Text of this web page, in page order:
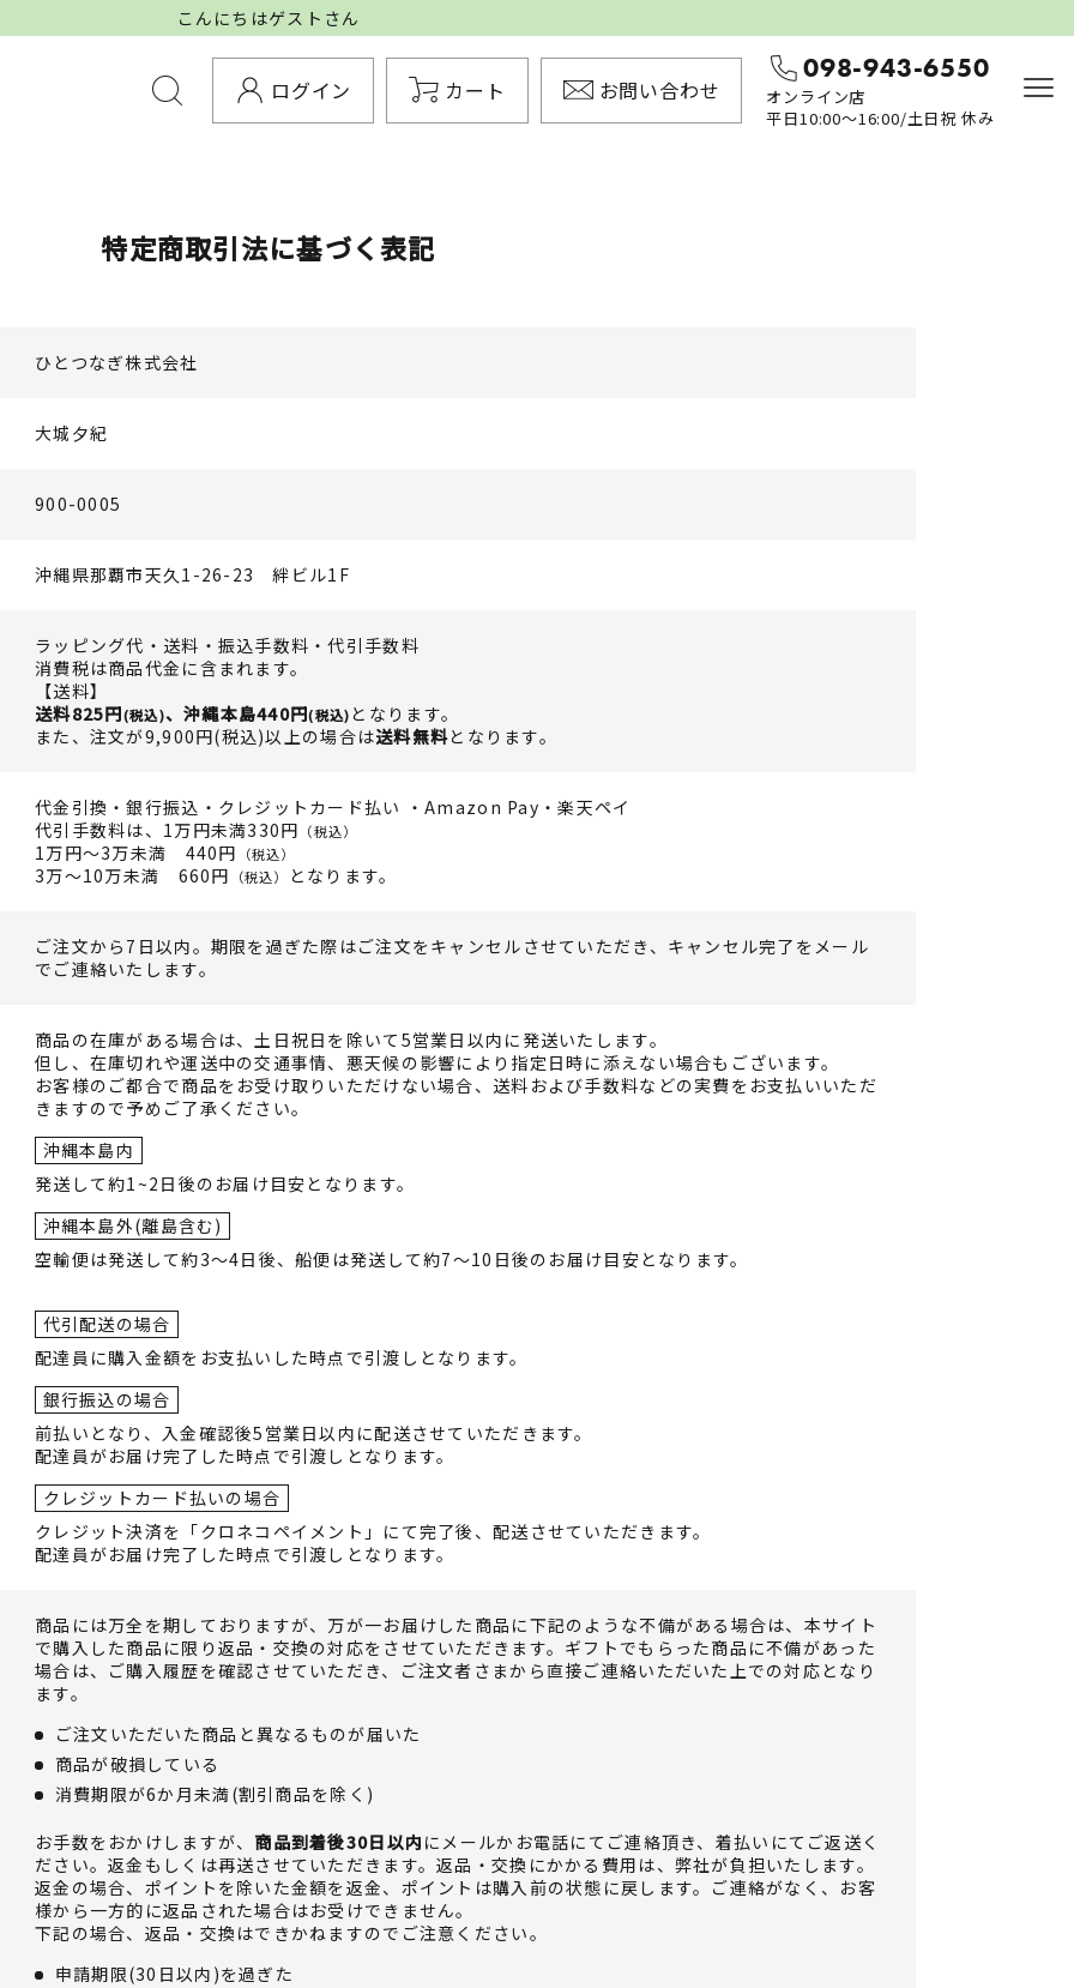
こんにちはゲストさん
ログイン カート お問い合わせ
098-943-6550
オンライン店
平日10:00〜16:00/土日祝 休み
特定商取引法に基づく表記
ひとつなぎ株式会社
大城夕紀
900-0005
沖縄県那覇市天久1-26-23 絆ビル1F
ラッピング代・送料・振込手数料・代引手数料
消費税は商品代金に含まれます。
【送料】
送料825円(税込)、沖縄本島440円(税込)となります。
また、注文が9,900円(税込)以上の場合は送料無料となります。
代金引換・銀行振込・クレジットカード払い ・Amazon Pay・楽天ペイ
代引手数料は、1万円未満330円 （税込）
1万円～3万未満 440円 （税込）
3万～10万未満 660円 （税込） となります。
ご注文から7日以内。期限を過ぎた際はご注文をキャンセルさせていただき、キャンセル完了をメール
でご連絡いたします。
商品の在庫がある場合は、土日祝日を除いて5営業日以内に発送いたします。
但し、在庫切れや運送中の交通事情、悪天候の影響により指定日時に添えない場合もございます。
お客様のご都合で商品をお受け取りいただけない場合、送料および手数料などの実費をお支払いいただ
きますので予めご了承ください。
沖縄本島内
発送して約1~2日後のお届け目安となります。
沖縄本島外(離島含む)
空輸便は発送して約3～4日後、船便は発送して約7～10日後のお届け目安となります。
代引配送の場合
配達員に購入金額をお支払いした時点で引渡しとなります。
銀行振込の場合
前払いとなり、入金確認後5営業日以内に配送させていただきます。
配達員がお届け完了した時点で引渡しとなります。
クレジットカード払いの場合
クレジット決済を「クロネコペイメント」にて完了後、配送させていただきます。
配達員がお届け完了した時点で引渡しとなります。
商品には万全を期しておりますが、万が一お届けした商品に下記のような不備がある場合は、本サイト
で購入した商品に限り返品・交換の対応をさせていただきます。ギフトでもらった商品に不備があった
場合は、ご購入履歴を確認させていただき、ご注文者さまから直接ご連絡いただいた上での対応となり
ます。
ご注文いただいた商品と異なるものが届いた
商品が破損している
消費期限が6か月未満(割引商品を除く)
お手数をおかけしますが、 商品到着後30日以内 にメールかお電話にてご連絡頂き、着払いにてご返送く
ださい。返金もしくは再送させていただきます。返品・交換にかかる費用は、弊社が負担いたします。
返金の場合、ポイントを除いた金額を返金、ポイントは購入前の状態に戻します。ご連絡がなく、お客
様から一方的に返品された場合はお受けできません。
下記の場合、返品・交換はできかねますのでご注意ください。
申請期限(30日以内)を過ぎた